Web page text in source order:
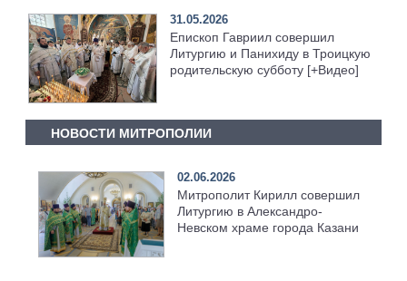
31.05.2026
Епископ Гавриил совершил
Литургию и Панихиду в Троицкую
родительскую субботу [+Видео]
НОВОСТИ МИТРОПОЛИИ
02.06.2026
Митрополит Кирилл совершил
Литургию в Александро-
Невском храме города Казани